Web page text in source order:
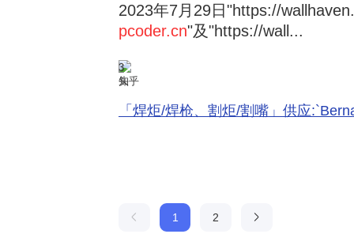
2023年7月29日 "https://
pcoder.cn"及"https://wall...
3
知乎
「焊炬/焊枪、割炬/割嘴」供应
1 2